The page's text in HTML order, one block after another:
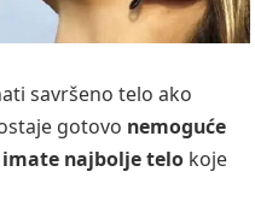
savršeno telo ako
gotovo nemoguće
najbolje telo koje